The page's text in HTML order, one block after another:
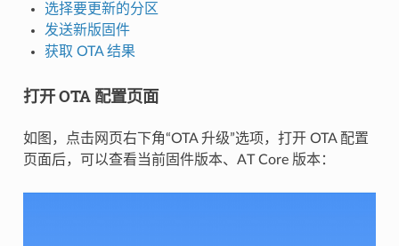
选择要更新的分区
发送新版固件
获取 OTA 结果
打开 OTA 配置页面
如图，点击网页右下角“OTA 升级”选项，打开 OTA 配置
页面后，可以查看当前固件版本、AT Core 版本：